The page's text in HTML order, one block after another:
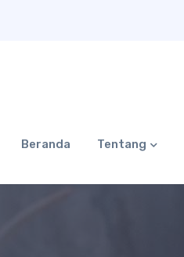
Beranda Tentang